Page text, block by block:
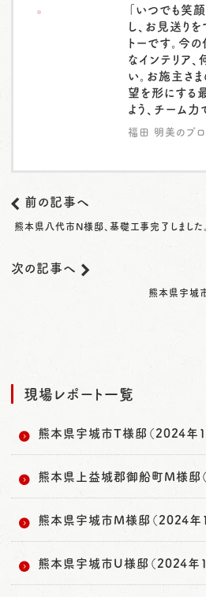
「いつでも笑
し、お見送り
トーです。今
なインテリア
い。お施主さ
望を形にする
よう、チーム力
福田 明美のプロ
前の記事へ
熊本県八代市N様邸、基礎工事完了しました。
次の記事へ
熊本県宇城
現場レポート一覧
熊本県宇城市T様邸（2024年
熊本県上益城郡御船町M様邸
熊本県宇城市M様邸（2024年
熊本県宇城市U様邸（2024年1